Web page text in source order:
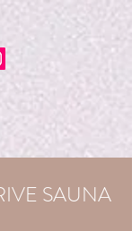
SAUNA